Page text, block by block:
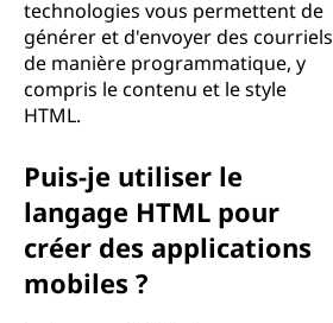
technologies vous permettent de
générer et d'envoyer des courriels
de manière programmatique, y
compris le contenu et le style
HTML.
Puis-je utiliser le
langage HTML pour
créer des applications
mobiles ?